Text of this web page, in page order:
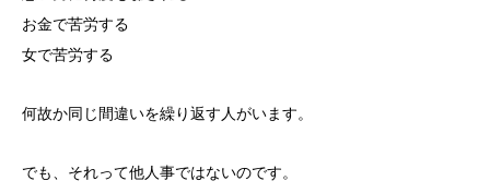
お金で苦労する
女で苦労する
何故か同じ間違いを繰り返す人がいます。
でも、それって他人事ではないのです。